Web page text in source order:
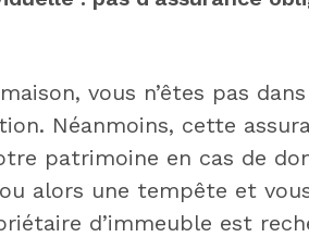
vous n’êtes pas
Néanmoins, cette
patrimoine en cas de
alors une tempête et
d’immeuble est